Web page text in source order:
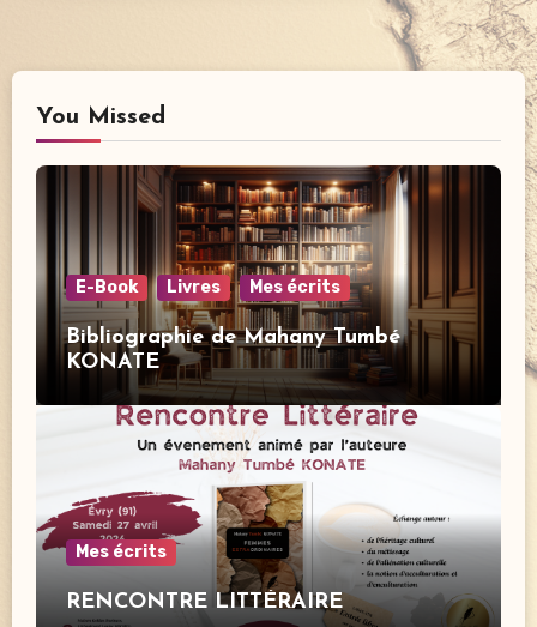
You Missed
E-Book Livres Mes écrits
Bibliographie de Mahany Tumbé
KONATE
Mes écrits
RENCONTRE LITTÉRAIRE